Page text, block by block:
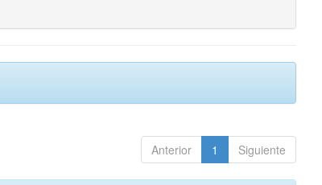
Anterior 1 Siguiente